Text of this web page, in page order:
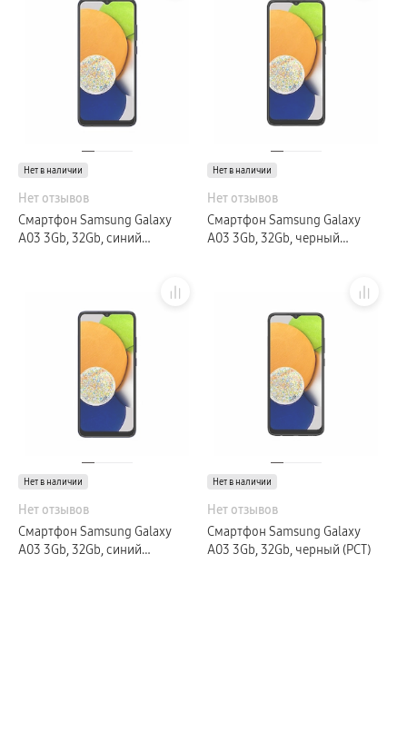
Нет в наличии
Нет отзывов
Смартфон Samsung Galaxy
A03 3Gb, 32Gb, синий
Нет в наличии
Нет отзывов
Смартфон Samsung Galaxy
A03 3Gb, 32Gb, черный
Нет в наличии
Нет отзывов
Смартфон Samsung Galaxy
A03 3Gb, 32Gb, синий
Нет в наличии
Нет отзывов
Смартфон Samsung Galaxy
A03 3Gb, 32Gb, черный (РСТ)